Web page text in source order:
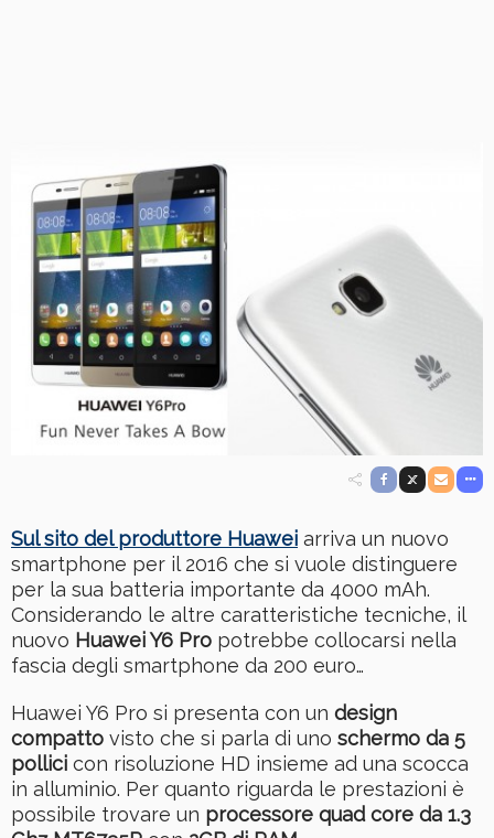
Sul sito del produttore Huawei arriva un nuovo
smartphone per il 2016 che si vuole distinguere
per la sua batteria importante da 4000 mAh.
Considerando le altre caratteristiche tecniche, il
nuovo Huawei Y6 Pro potrebbe collocarsi nella
fascia degli smartphone da 200 euro…
Huawei Y6 Pro si presenta con un design
compatto visto che si parla di uno schermo da 5
pollici con risoluzione HD insieme ad una scocca
in alluminio. Per quanto riguarda le prestazioni è
possibile trovare un processore quad core da 1.3